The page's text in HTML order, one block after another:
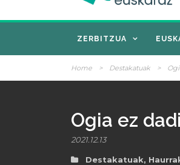
ZERBITZUA
Home > Destakatuak >
Ogia ez
2021.12.13
Destakatuak,